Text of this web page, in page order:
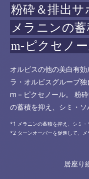
粉砕＆排出サ
メラニンの蓄
m-ピクセノ
オルビスの他の美白有
ラ・オルビスグループ
m－ピクセノール。 粉
の蓄積を抑え、シミ・ソ
メラニンの蓄積を抑え、シミ
ターンオーバーを促進して、
居座り